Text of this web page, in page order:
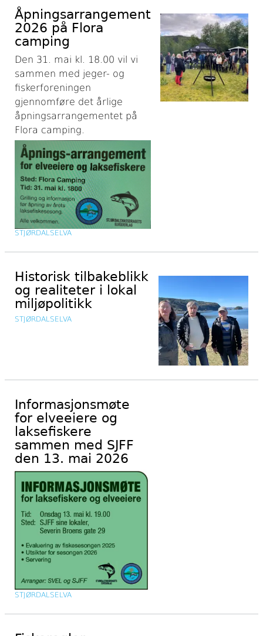
Åpningsarrangement
2026 på Flora
camping
Den 31. mai kl. 18.00 vil vi
sammen med jeger- og
fiskerforeningen
gjennomføre det årlige
åpningsarrangementet på
Flora camping.
STJØRDALSELVA
Historisk tilbakeblikk
og realiteter i lokal
miljøpolitikk
STJØRDALSELVA
Informasjonsmøte
for elveeiere og
laksefiskere
sammen med SJFF
den 13. mai 2026
STJØRDALSELVA